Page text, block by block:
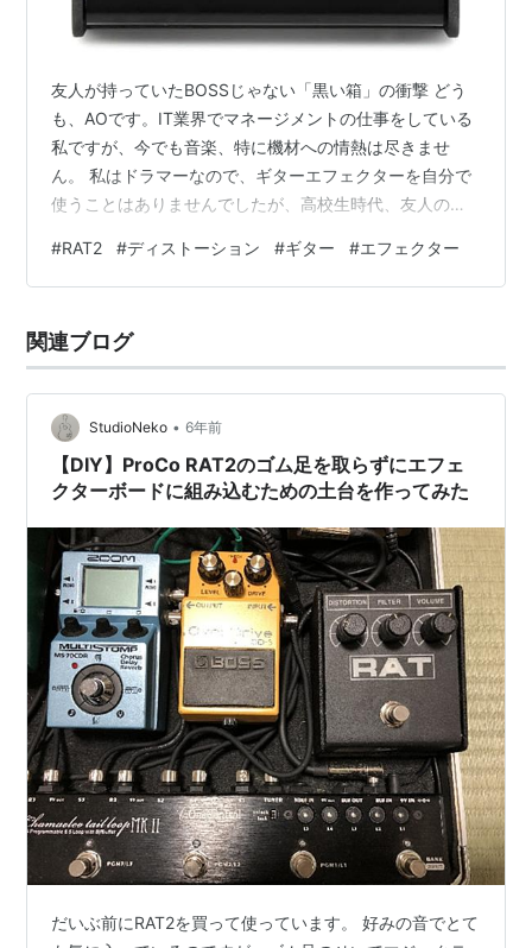
友人が持っていたBOSSじゃない「黒い箱」の衝撃 どう
も、AOです。IT業界でマネージメントの仕事をしている
私ですが、今でも音楽、特に機材への情熱は尽きませ
ん。 私はドラマーなので、ギターエフェクターを自分で
使うことはありませんでしたが、高校生時代、友人のギ
送っていました。 その中でも、特に記憶に残っているの
が、Pro Co RAT 2です。 高校時代のスタジオ練習で、
製の黒い箱が一つ鎮座しているだけで、その持ち主は
「何かを知っている」ギタリストに見えました。BOSSは
#RAT2 #ディストーション #ギター #エフェクター
関連ブログ
StudioNeko • 6年前
【DIY】ProCo RAT2のゴム足を取らずにエフェ
クターボードに組み込むための土台を作ってみた
だいぶ前にRAT2を買って使っています。 好みの音でとて